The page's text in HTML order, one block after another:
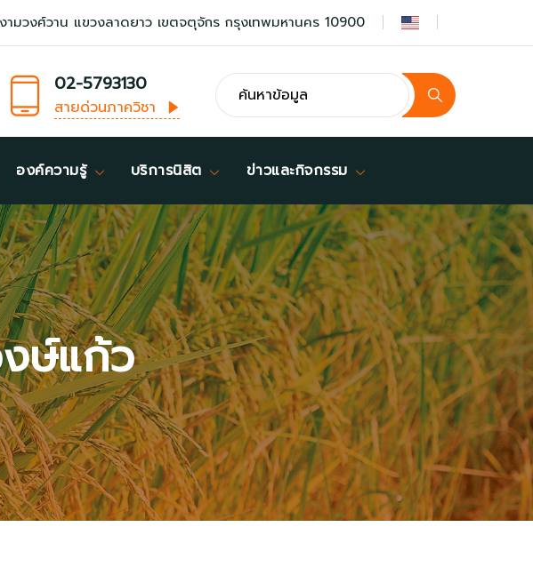
ามวงศ์วาน แขวงลาดยาว เขตจตุจักร กรุงเทพมหานคร 10900
02-5793130
สายด่วนภาควิชา
องค์ความรู้ บริการนิสิต ข่าวและกิจกรรม
ษ์แก้ว